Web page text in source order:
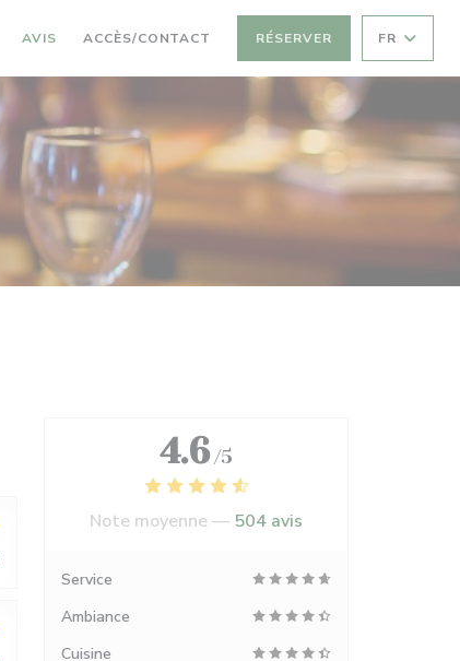
AVIS ACCÈS/CONTACT RÉSERVER FR
4.6 /5
Note moyenne — 504 avis
Service
Ambiance
Cuisine